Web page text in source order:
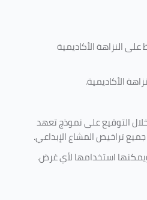
النزاهة الأكاديمية
الأكاديمية.
التوقيع على نموذج تعهد
تراخيص المشاع الإبداعي.
استخدامها لأي غرض.